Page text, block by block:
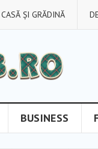
CASĂ ȘI GRĂDINĂ
BUSINESS